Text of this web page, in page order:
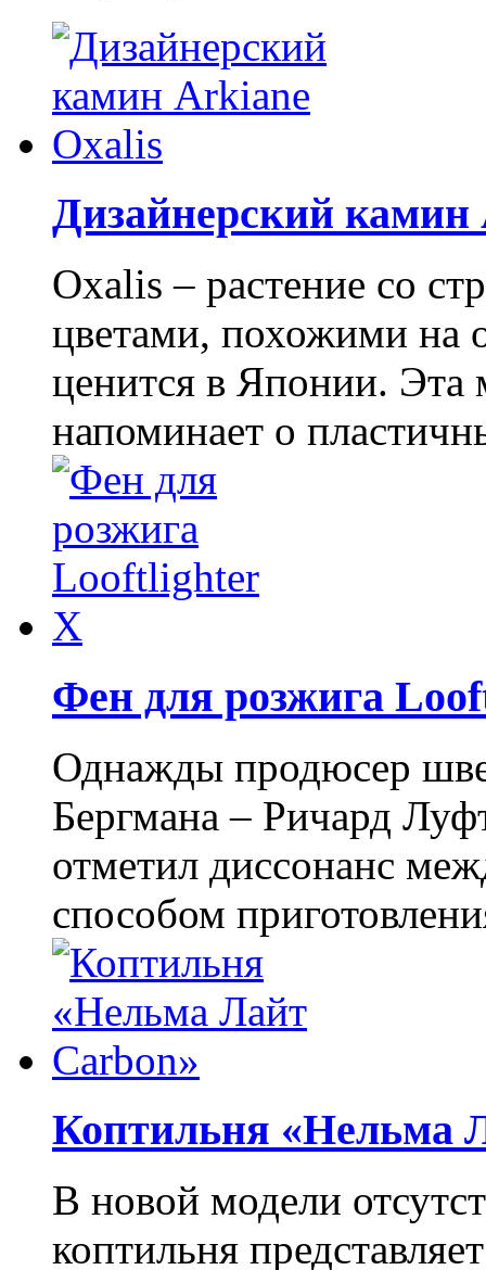
Дизайнерский
Oxalis – растение со
цветами, похожими на
ценится в Японии. Эта
напоминает о
Фен для розжига
Однажды продюсер
Бергмана – Ричард
отметил диссонанс
способом
Коптильня «Нельма
В новой модели
коптильня